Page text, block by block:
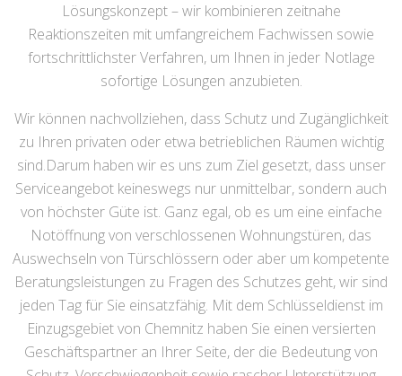
Lösungskonzept – wir kombinieren zeitnahe
Reaktionszeiten mit umfangreichem Fachwissen sowie
fortschrittlichster Verfahren, um Ihnen in jeder Notlage
sofortige Lösungen anzubieten.
Wir können nachvollziehen, dass Schutz und Zugänglichkeit
zu Ihren privaten oder etwa betrieblichen Räumen wichtig
sind.Darum haben wir es uns zum Ziel gesetzt, dass unser
Serviceangebot keineswegs nur unmittelbar, sondern auch
von höchster Güte ist. Ganz egal, ob es um eine einfache
Notöffnung von verschlossenen Wohnungstüren, das
Auswechseln von Türschlössern oder aber um kompetente
Beratungsleistungen zu Fragen des Schutzes geht, wir sind
jeden Tag für Sie einsatzfähig. Mit dem Schlüsseldienst im
Einzugsgebiet von Chemnitz haben Sie einen versierten
Geschäftspartner an Ihrer Seite, der die Bedeutung von